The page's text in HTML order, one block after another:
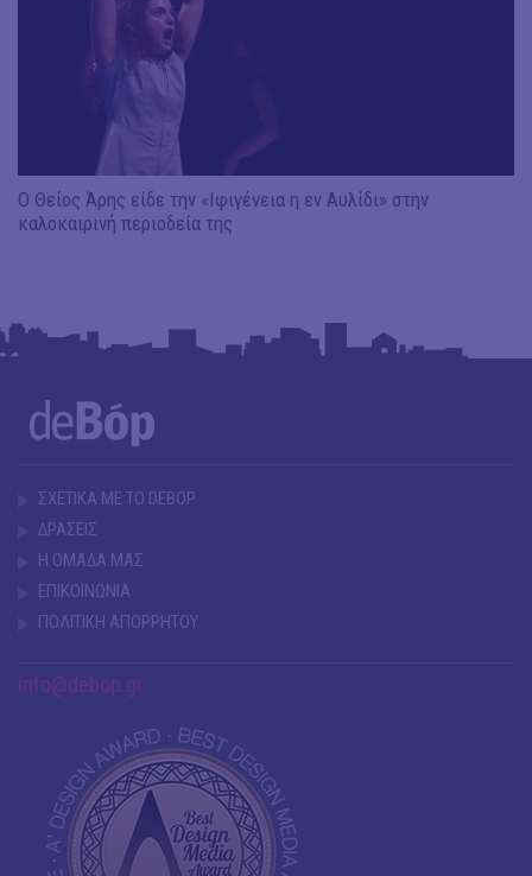
Ο Θείος Άρης είδε την «Ιφιγένεια η εν Αυλίδι» στην
καλοκαιρινή περιοδεία της
ΣΧΕΤΙΚΑ ΜΕ ΤΟ DEBOP
ΔΡΑΣΕΙΣ
Η ΟΜΑΔΑ ΜΑΣ
ΕΠΙΚΟΙΝΩΝΙΑ
ΠΟΛΙΤΙΚΗ ΑΠΟΡΡΗΤΟΥ
info@debop.gr